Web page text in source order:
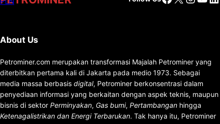
About Us
Petrominer.com merupakan transformasi Majalah Petrominer yang
diterbitkan pertama kali di Jakarta pada medio 1973. Sebagai
media massa berbasis digital, Petrominer berkonsentrasi dalam
penyediaan informasi yang berkaitan dengan aspek teknis, maupun
bisnis di sektor Perminyakan, Gas bumi, Pertambangan hingga
Ketenagalistrikan dan Energi Terbarukan. Tak hanya itu, Petrominer